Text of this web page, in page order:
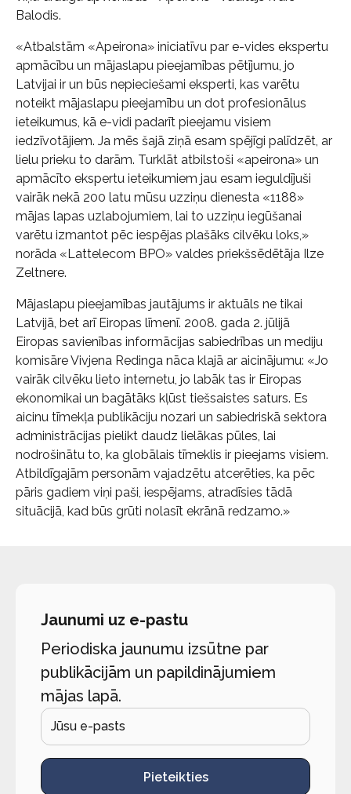
Balodis.
«Atbalstām «Apeirona» iniciatīvu par e-vides ekspertu
apmācību un mājaslapu pieejamības pētījumu, jo
Latvijai ir un būs nepieciešami eksperti, kas varētu
noteikt mājaslapu pieejamību un dot profesionālus
ieteikumus, kā e-vidi padarīt pieejamu visiem
iedzīvotājiem. Ja mēs šajā ziņā esam spējīgi palīdzēt, ar
lielu prieku to darām. Turklāt atbilstoši «apeirona» un
apmācīto ekspertu ieteikumiem jau esam ieguldījuši
vairāk nekā 200 latu mūsu uzziņu dienesta «1188»
mājas lapas uzlabojumiem, lai to uzziņu iegūšanai
varētu izmantot pēc iespējas plašāks cilvēku loks,»
norāda «Lattelecom BPO» valdes priekšsēdētāja Ilze
Zeltnere.
Mājaslapu pieejamības jautājums ir aktuāls ne tikai
Latvijā, bet arī Eiropas līmenī. 2008. gada 2. jūlijā
Eiropas savienības informācijas sabiedrības un mediju
komisāre Vivjena Redinga nāca klajā ar aicinājumu: «Jo
vairāk cilvēku lieto internetu, jo labāk tas ir Eiropas
ekonomikai un bagātāks kļūst tiešsaistes saturs. Es
aicinu tīmekļa publikāciju nozari un sabiedriskā sektora
administrācijas pielikt daudz lielākas pūles, lai
nodrošinātu to, ka globālais tīmeklis ir pieejams visiem.
Atbildīgajām personām vajadzētu atcerēties, ka pēc
pāris gadiem viņi paši, iespējams, atradīsies tādā
situācijā, kad būs grūti nolasīt ekrānā redzamo.»
Jaunumi uz e-pastu
Periodiska jaunumu izsūtne par
publikācijām un papildinājumiem
mājas lapā.
Pieteikties